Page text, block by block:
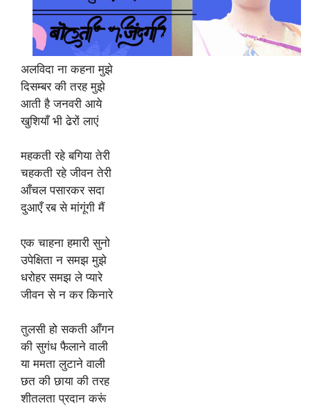
अलविदा ना कहना मुझे
दिसम्बर की तरह मुझे
आती है जनवरी आये
खुशियाँ भी ढेरों लाएं
महकती रहे बगिया तेरी
चहकती रहे जीवन तेरी
आँचल पसारकर सदा
दुआएँ रब से मांगूंगी मैं
एक चाहना हमारी सुनो
उपेक्षिता न समझ मुझे
धरोहर समझ ले प्यारे
जीवन से न कर किनारे
तुलसी हो सकती आँगन
की सुगंध फैलाने वाली
या ममता लुटाने वाली
छत की छाया की तरह
शीतलता प्रदान करूं